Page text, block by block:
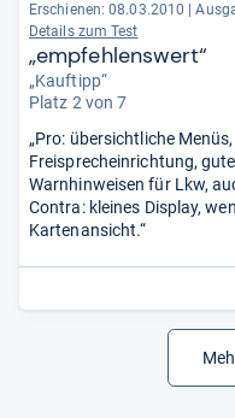
Erschienen: 08.03.2010
Details zum Test
„empfehlenswert“
„Kauftipp“
Platz 2 von 7
„Pro: übersichtliche
Freisprecheinrichtung,
Warnhinweisen für Lkw,
Contra: kleines Display,
Kartenansicht.“